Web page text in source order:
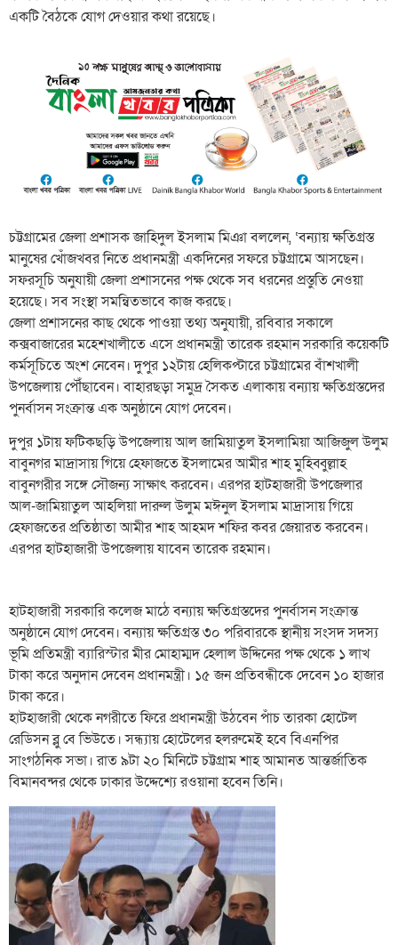
একটি বৈঠকে যোগ দেওয়ার কথা রয়েছে।
চট্টগ্রামের জেলা প্রশাসক জাহিদুল ইসলাম মিঞা বললেন, ‘বন্যায় ক্ষতিগ্রস্ত
মানুষের খোঁজখবর নিতে প্রধানমন্ত্রী একদিনের সফরে চট্টগ্রামে আসছেন।
সফরসূচি অনুযায়ী জেলা প্রশাসনের পক্ষ থেকে সব ধরনের প্রস্তুতি নেওয়া
হয়েছে। সব সংস্থা সমন্বিতভাবে কাজ করছে।
জেলা প্রশাসনের কাছ থেকে পাওয়া তথ্য অনুযায়ী, রবিবার সকালে
কক্সবাজারের মহেশখালীতে এসে প্রধানমন্ত্রী তারেক রহমান সরকারি কয়েকটি
কর্মসূচিতে অংশ নেবেন। দুপুর ১২টায় হেলিকপ্টারে চট্টগ্রামের বাঁশখালী
উপজেলায় পৌঁছাবেন। বাহারছড়া সমুদ্র সৈকত এলাকায় বন্যায় ক্ষতিগ্রস্তদের
পুনর্বাসন সংক্রান্ত এক অনুষ্ঠানে যোগ দেবেন।
দুপুর ১টায় ফটিকছড়ি উপজেলায় আল জামিয়াতুল ইসলামিয়া আজিজুল উলুম
বাবুনগর মাদ্রাসায় গিয়ে হেফাজতে ইসলামের আমীর শাহ মুহিব্বুল্লাহ
বাবুনগরীর সঙ্গে সৌজন্য সাক্ষাৎ করবেন। এরপর হাটহাজারী উপজেলার
আল-জামিয়াতুল আহলিয়া দারুল উলুম মঈনুল ইসলাম মাদ্রাসায় গিয়ে
হেফাজতের প্রতিষ্ঠাতা আমীর শাহ আহমদ শফির কবর জেয়ারত করবেন।
এরপর হাটহাজারী উপজেলায় যাবেন তারেক রহমান।
হাটহাজারী সরকারি কলেজ মাঠে বন্যায় ক্ষতিগ্রস্তদের পুনর্বাসন সংক্রান্ত
অনুষ্ঠানে যোগ দেবেন। বন্যায় ক্ষতিগ্রস্ত ৩০ পরিবারকে স্থানীয় সংসদ সদস্য
ভূমি প্রতিমন্ত্রী ব্যারিস্টার মীর মোহাম্মদ হেলাল উদ্দিনের পক্ষ থেকে ১ লাখ
টাকা করে অনুদান দেবেন প্রধানমন্ত্রী। ১৫ জন প্রতিবন্ধীকে দেবেন ১০ হাজার
টাকা করে।
হাটহাজারী থেকে নগরীতে ফিরে প্রধানমন্ত্রী উঠবেন পাঁচ তারকা হোটেল
রেডিসন ব্লু বে ভিউতে। সন্ধ্যায় হোটেলের হলরুমেই হবে বিএনপির
সাংগঠনিক সভা। রাত ৯টা ২০ মিনিটে চট্টগ্রাম শাহ আমানত আন্তর্জাতিক
বিমানবন্দর থেকে ঢাকার উদ্দেশ্যে রওয়ানা হবেন তিনি।